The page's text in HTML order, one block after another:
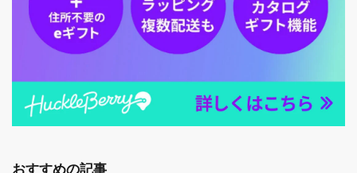
おすすめの記事